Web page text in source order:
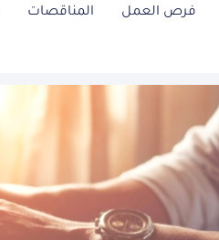
فرص العمل المناقصات